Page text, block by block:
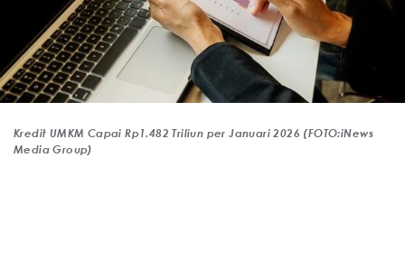
Kredit UMKM Capai Rp1.482 Triliun per Januari 2026 (FOTO:iNews
Media Group)